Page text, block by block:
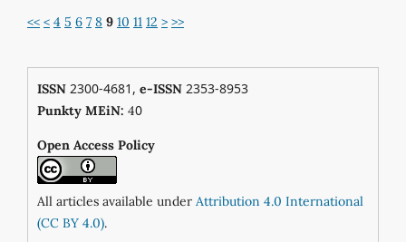
<< < 4 5 6 7 8 9 10 11 12 > >>
ISSN2300-4681, e-ISSN2353-8953
Punkty MEiN: 40
Open Access Policy
All articles available under Attribution 4.0 International
(CC BY 4.0).